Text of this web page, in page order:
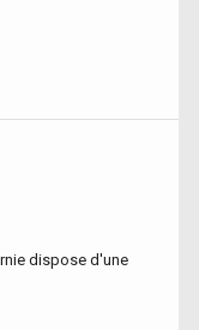
dispose d'une